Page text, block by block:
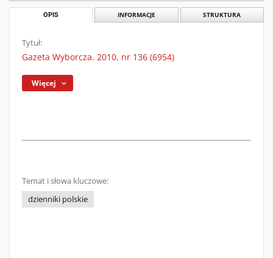
OPIS INFORMACJE STRUKTURA
Tytuł:
Gazeta Wyborcza. 2010, nr 136 (6954)
Więcej
Temat i słowa kluczowe:
dzienniki polskie